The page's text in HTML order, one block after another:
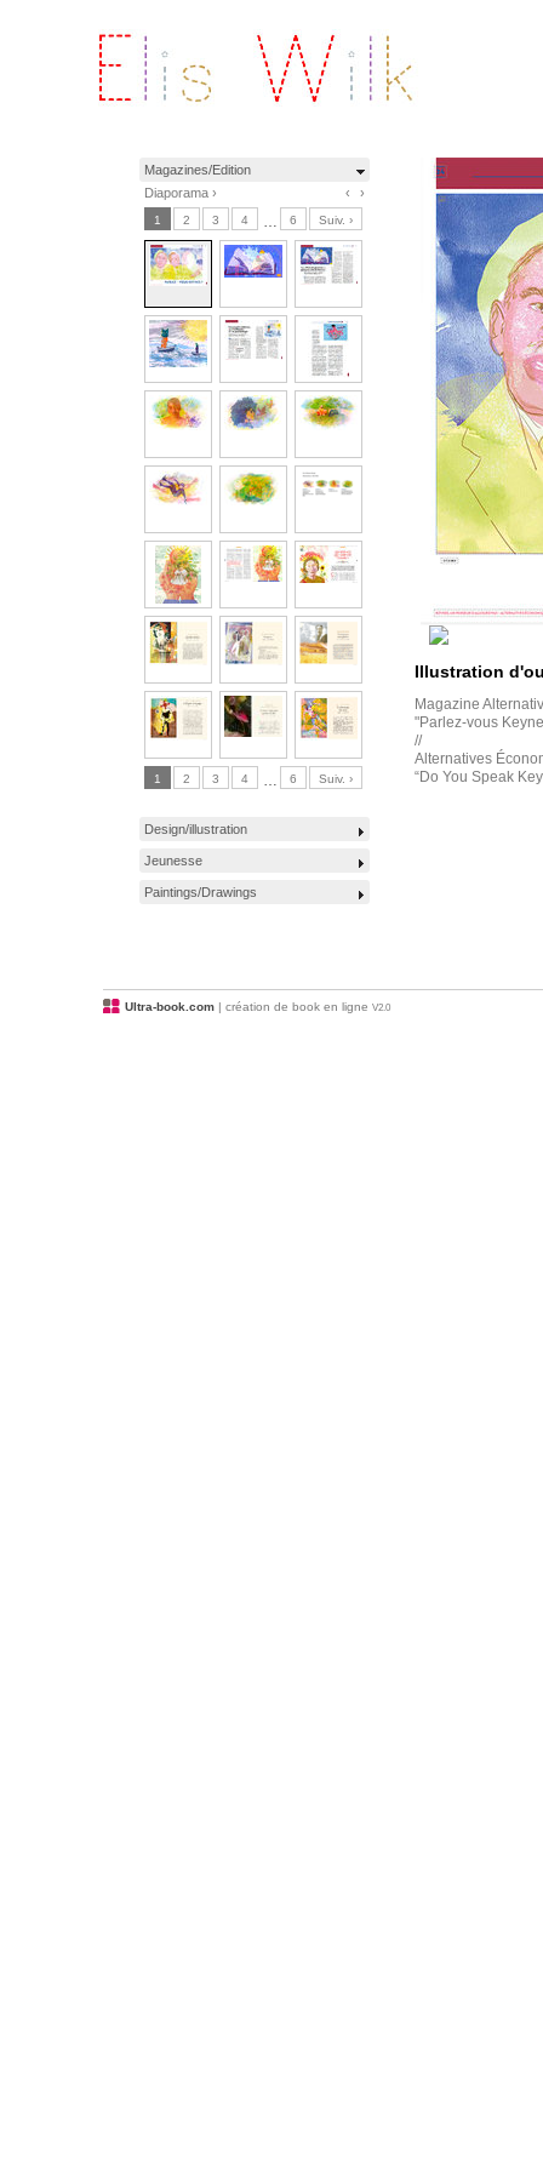
Illustration
Magazine
"Parlez-vous
//
Alternatives
“Do You Speak
Magazines/Edition
Diaporama ›
‹ ›
1 2 3 4 … 6 Suiv. ›
1 2 3 4 … 6 Suiv. ›
Design/illustration
Jeunesse
Paintings/Drawings
Ultra-book.com | création de book en ligne V2.0